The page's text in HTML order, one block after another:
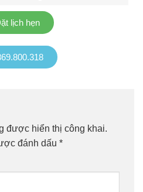
lịch hẹn
được hiển thị công khai.
đánh dấu *